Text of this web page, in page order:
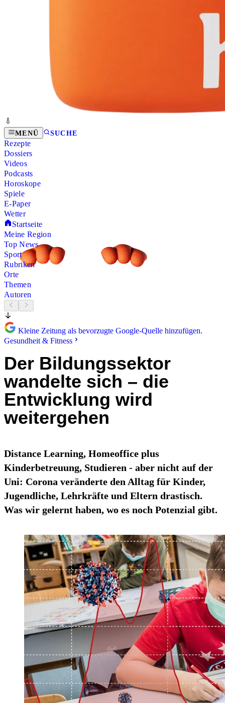
MENÜ SUCHE
Rezepte
Dossiers
Videos
Podcasts
Horoskope
Spiele
E-Paper
Wetter
Startseite
Meine Region
Top News
Sport
Rubriken
Orte
Themen
Autoren
Kleine Zeitung als bevorzugte Google-Quelle hinzufügen.
Gesundheit & Fitness
Der Bildungssektor
wandelte sich – die
Entwicklung wird
weitergehen
Distance Learning, Homeoffice plus
Kinderbetreuung, Studieren - aber nicht auf der
Uni: Corona veränderte den Alltag für Kinder,
Jugendliche, Lehrkräfte und Eltern drastisch.
Was wir gelernt haben, wo es noch Potenzial gibt.